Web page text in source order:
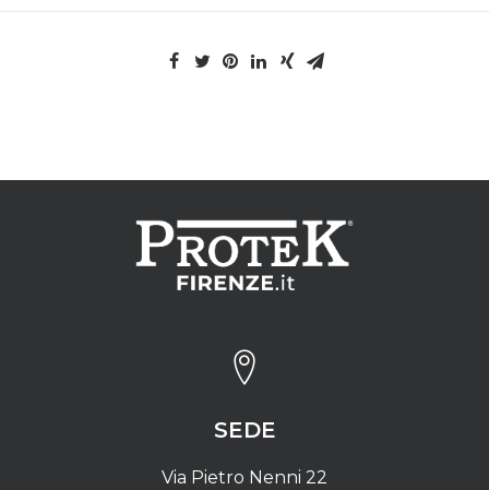
SEDE
Via Pietro Nenni 22